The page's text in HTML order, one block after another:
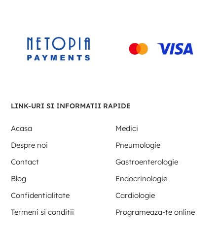
LINK-URI SI INFORMATII RAPIDE
Acasa
Medici
Despre noi
Pneumologie
Contact
Gastroenterologie
Blog
Endocrinologie
Confidentialitate
Cardiologie
Termeni si conditii
Programeaza-te online